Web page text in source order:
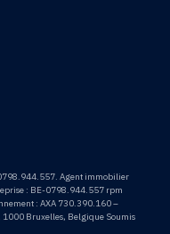
0798.944.557. Agent immobilier
: BE-0798.944.557 rpm
: AXA 730.390.160 –
Bruxelles, Belgique Soumis